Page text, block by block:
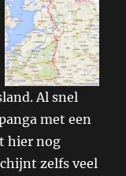
Al snel
met een
hier nog
zelfs veel